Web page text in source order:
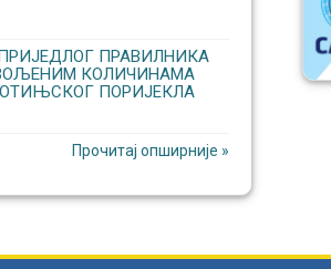
ПРАВИЛНИКА
КОЛИЧИНАМА
ПОРИЈЕКЛА
Прочитај опширније »